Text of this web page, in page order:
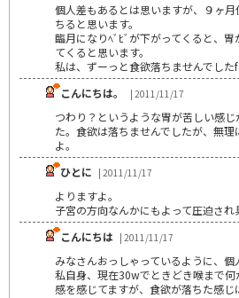
個人差もあるとは思いますが、９ヶ
ちると思います。
臨月になりﾍﾞﾋﾞが下がってくると、
てくると思います。
私は、ずーっと食欲落ちませんでし
こんにちは。
| 2011/11/17
つわり？というような胃が苦しい感
た。食欲は落ちませんでしたが、無
よ。
ひとに | 2011/11/17
よりますよ。
子宮の方向なんかにもよって圧迫され
こんにちは | 2011/11/17
みなさんおっしゃっているように、個
私自身、現在30wでときどき喉まで
感を感じてますが、食欲が落ちた感じ